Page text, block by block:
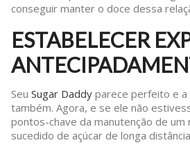
conseguir manter o doce dessa
ESTABELECER
Seu Sugar Daddy parece perfeito e a
também. Agora, e se ele não
pontos-chave da manutenção de um
sucedido de açúcar de longa